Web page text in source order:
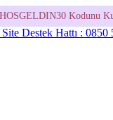
Kullanmayı Unutma!
Destek Hattı : 0850